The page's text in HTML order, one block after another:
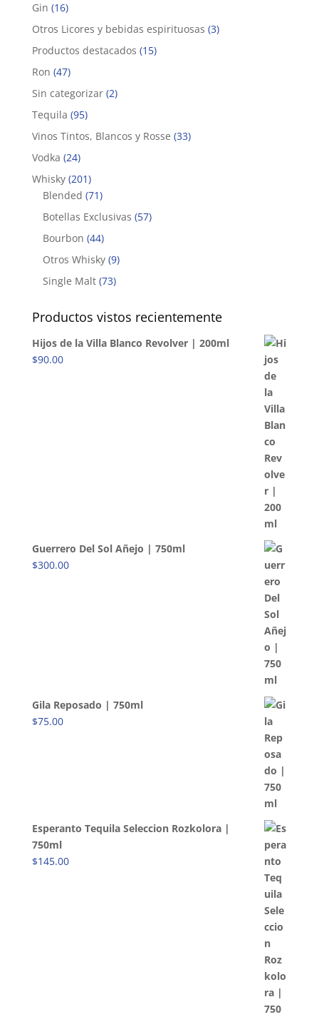
Gin (16)
Otros Licores y bebidas espirituosas (3)
Productos destacados (15)
Ron (47)
Sin categorizar (2)
Tequila (95)
Vinos Tintos, Blancos y Rosse (33)
Vodka (24)
Whisky (201)
Blended (71)
Botellas Exclusivas (57)
Bourbon (44)
Otros Whisky (9)
Single Malt (73)
Productos vistos recientemente
Hijos de la Villa Blanco Revolver | 200ml
$90.00
Guerrero Del Sol Añejo | 750ml
$300.00
Gila Reposado | 750ml
$75.00
Esperanto Tequila Seleccion Rozkolora |
750ml
$145.00